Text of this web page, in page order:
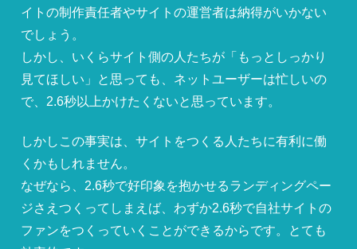
イトの制作責任者やサイトの運営者は納得がいかない
でしょう。
しかし、いくらサイト側の人たちが「もっとしっかり
見てほしい」と思っても、ネットユーザーは忙しいの
で、2.6秒以上かけたくないと思っています。
しかしこの事実は、サイトをつくる人たちに有利に働
くかもしれません。
なぜなら、2.6秒で好印象を抱かせるランディングペー
ジさえつくってしまえば、わずか2.6秒で自社サイトの
ファンをつくっていくことができるからです。とても